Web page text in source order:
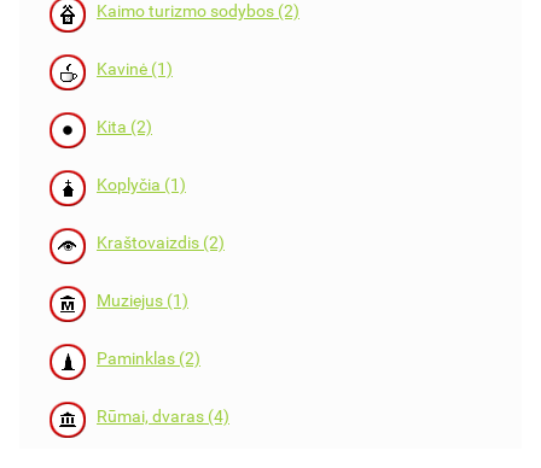
Kaimo turizmo sodybos (2)
Kavinė (1)
Kita (2)
Koplyčia (1)
Kraštovaizdis (2)
Muziejus (1)
Paminklas (2)
Rūmai, dvaras (4)